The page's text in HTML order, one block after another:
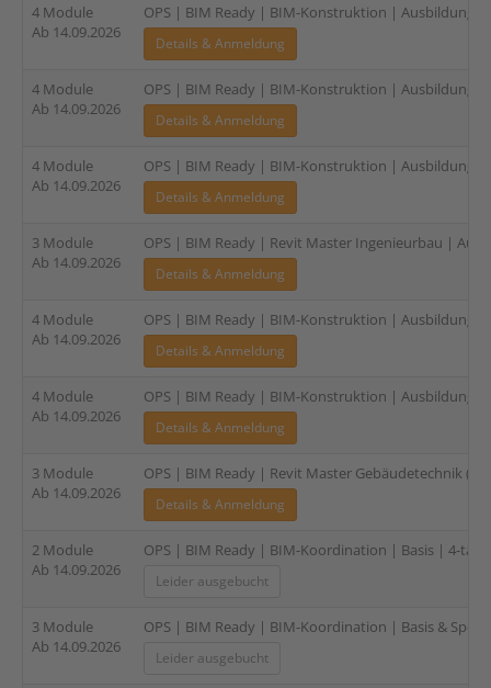
4 Module
Ab 14.09.2026
OPS | BIM Ready | BIM-Konstruktion | Ausbildung
Details & Anmeldung
4 Module
Ab 14.09.2026
OPS | BIM Ready | BIM-Konstruktion | Ausbildung
Details & Anmeldung
4 Module
Ab 14.09.2026
OPS | BIM Ready | BIM-Konstruktion | Ausbildung
Details & Anmeldung
3 Module
Ab 14.09.2026
OPS | BIM Ready | Revit Master Ingenieurbau |
Details & Anmeldung
4 Module
Ab 14.09.2026
OPS | BIM Ready | BIM-Konstruktion | Ausbildung
Details & Anmeldung
4 Module
Ab 14.09.2026
OPS | BIM Ready | BIM-Konstruktion | Ausbildung
Details & Anmeldung
3 Module
Ab 14.09.2026
OPS | BIM Ready | Revit Master Gebäudetechnik
Details & Anmeldung
2 Module
Ab 14.09.2026
OPS | BIM Ready | BIM-Koordination | Basis | 4-tägig
Leider ausgebucht
3 Module
Ab 14.09.2026
OPS | BIM Ready | BIM-Koordination | Basis &
Leider ausgebucht